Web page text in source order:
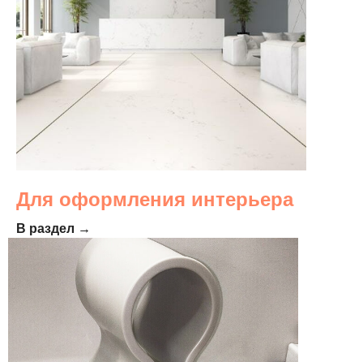
Для оформления интерьера
В раздел →